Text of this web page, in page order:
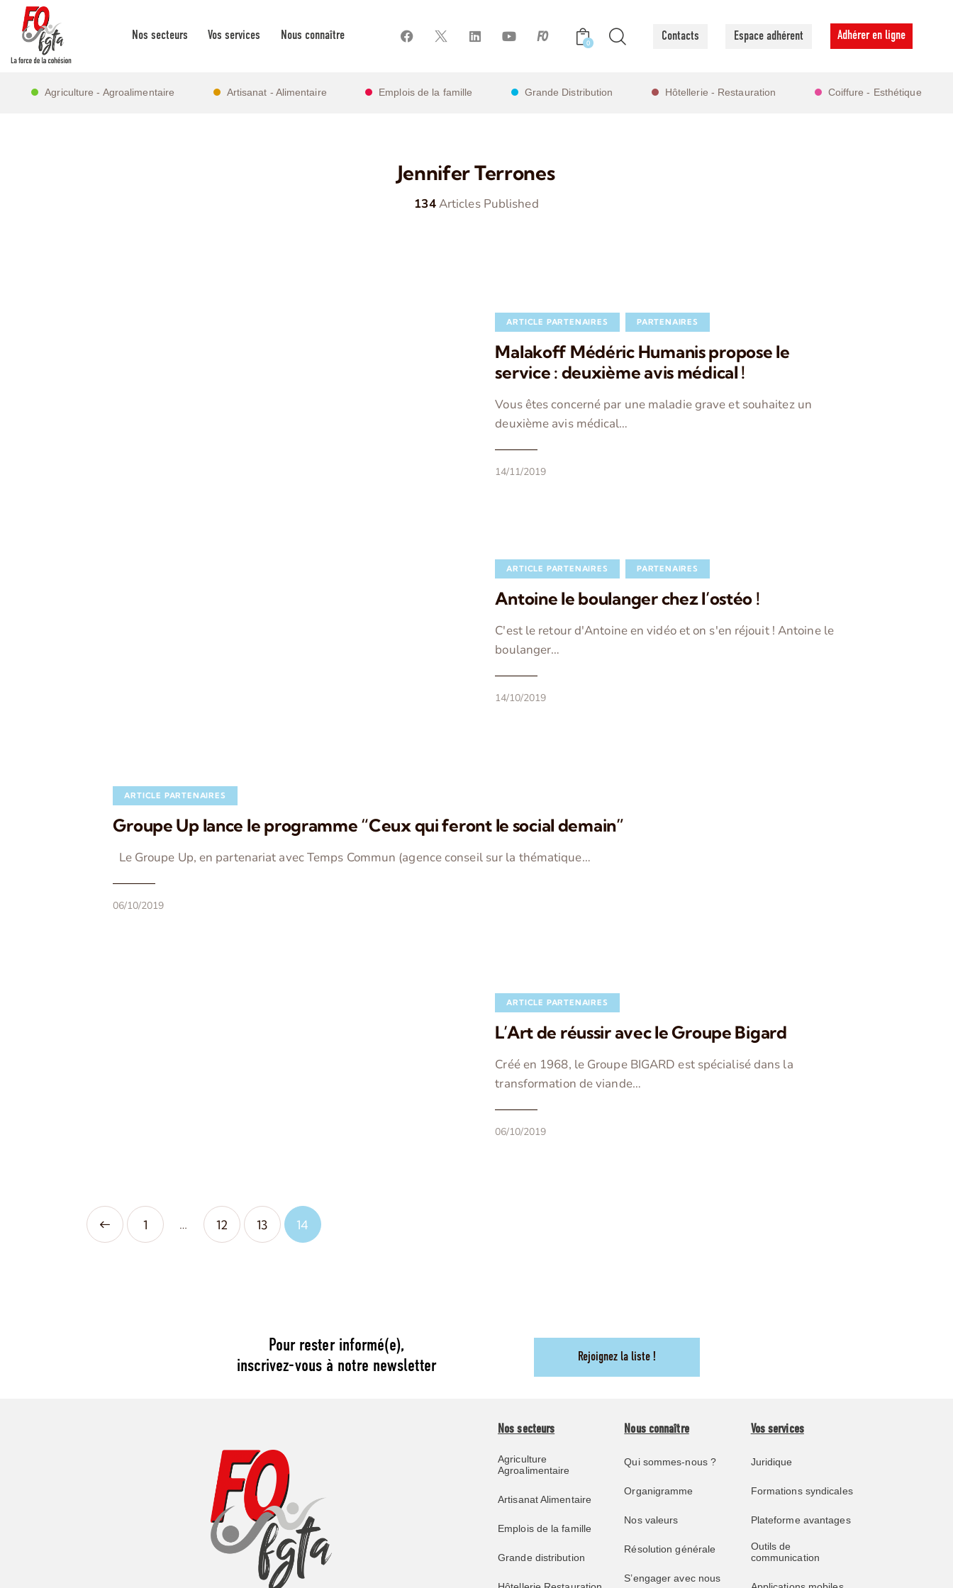
Nos secteurs Vos services Nous connaître
0 Contacts Espace adhérent Adhérer en ligne
Agriculture - Agroalimentaire Artisanat - Alimentaire Emplois de la famille Grande Distribution Hôtellerie - Restauration Coiffure - Esthétique
Jennifer Terrones
134Articles Published
ARTICLE PARTENAIRES PARTENAIRES
Malakoff Médéric Humanis propose le
service : deuxième avis médical !
Vous êtes concerné par une maladie grave et souhaitez un
deuxième avis médical…
14/11/2019
ARTICLE PARTENAIRES PARTENAIRES
Antoine le boulanger chez l’ostéo !
C'est le retour d'Antoine en vidéo et on s'en réjouit ! Antoine le
boulanger…
14/10/2019
ARTICLE PARTENAIRES
Groupe Up lance le programme “Ceux qui feront le social demain”
Le Groupe Up, en partenariat avec Temps Commun (agence conseil sur la thématique…
06/10/2019
ARTICLE PARTENAIRES
L’Art de réussir avec le Groupe Bigard
Créé en 1968, le Groupe BIGARD est spécialisé dans la
transformation de viande…
06/10/2019
1 … 12 13 14
Pour rester informé(e),
inscrivez-vous à notre newsletter
Rejoignez la liste !
Nos secteurs
Agriculture
Agroalimentaire
Artisanat Alimentaire
Emplois de la famille
Grande distribution
Nous connaître
Qui sommes-nous ?
Organigramme
Nos valeurs
Résolution générale
S’engager avec nous
Vos services
Juridique
Formations syndicales
Plateforme avantages
Outils de
communication